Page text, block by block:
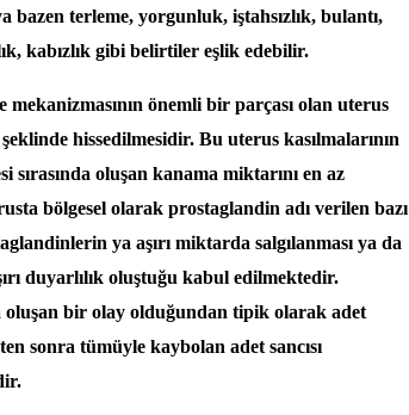
bazen terleme, yorgunluk, iştahsızlık, bulantı,
kabızlık gibi belirtiler eşlik edebilir.
mekanizmasının önemli bir parçası olan uterus
hissedilmesidir. Bu uterus kasılmalarının
sırasında oluşan kanama miktarını en az
bölgesel olarak prostaglandin adı verilen bazı
ya aşırı miktarda salgılanması ya da
duyarlılık oluştuğu kabul edilmektedir.
oluşan bir olay olduğundan tipik olarak adet
sonra tümüyle kaybolan adet sancısı